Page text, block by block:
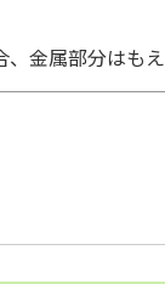
金属部分はも